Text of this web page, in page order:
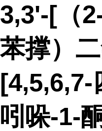
3,3'-[（
苯撑）
[4,5,6,7-
吲哚-1-